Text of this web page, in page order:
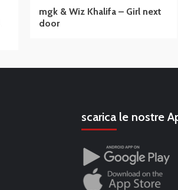
mgk & Wiz Khalifa – Girl next
door
scarica le nostre